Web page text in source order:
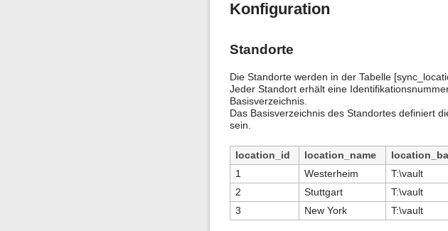
Konfiguration
Standorte
Die Standorte werden in der Tabelle
Jeder Standort erhält eine
Basisverzeichnis.
Das Basisverzeichnis des Standortes definiert
sein.
location_id location_name
1
Westerheim T:\vault
2
Stuttgart T:\vault
3
New York T:\vault